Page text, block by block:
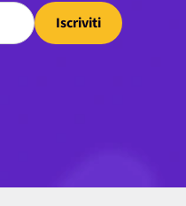
Iscriviti